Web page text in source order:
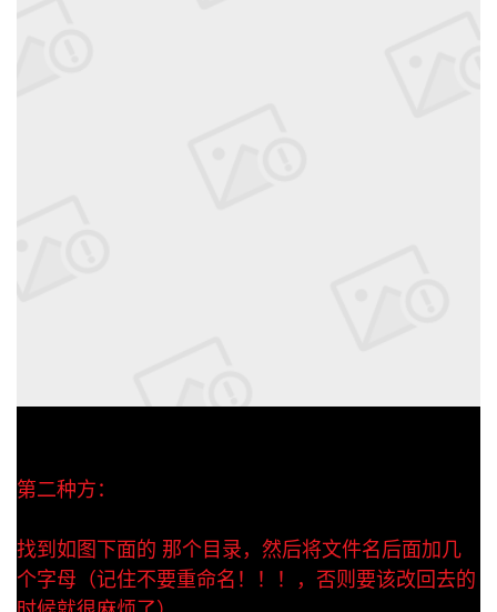
第二种方：
找到如图下面的 那个目录，然后将文件名后面加几
个字母（记住不要重命名！！！，否则要该改回去的